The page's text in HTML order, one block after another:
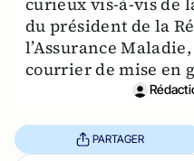
du président de la
l’Assurance
courrier de mise en
PARTAGER